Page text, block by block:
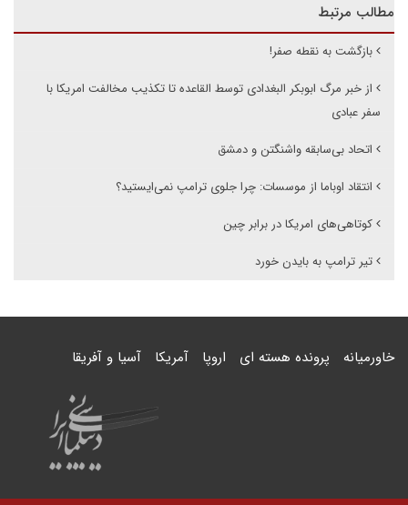
مطالب مرتبط
بازگشت به نقطه صفر!
از خبر مرگ ابوبکر البغدادی توسط القاعده تا تکذیب مخالفت امریکا با
سفر عبادی
اتحاد بی‌سابقه واشنگتن و دمشق
انتقاد اوباما از موسسات: چرا جلوی ترامپ نمی‌ایستید؟
کوتاهی‌های امریکا در برابر چین
تیر ترامپ به بایدن خورد
خاورمیانه پرونده هسته ای اروپا آمریکا آسیا و آفریقا